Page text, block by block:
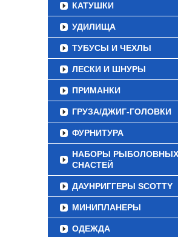
КАТУШКИ
УДИЛИЩА
ТУБУСЫ И ЧЕХЛЫ
ЛЕСКИ И ШНУРЫ
ПРИМАНКИ
ГРУЗА/ДЖИГ-ГОЛОВКИ
ФУРНИТУРА
НАБОРЫ РЫБОЛОВНЫХ
СНАСТЕЙ
ДАУНРИГГЕРЫ SCOTTY
МИНИПЛАНЕРЫ
ОДЕЖДА